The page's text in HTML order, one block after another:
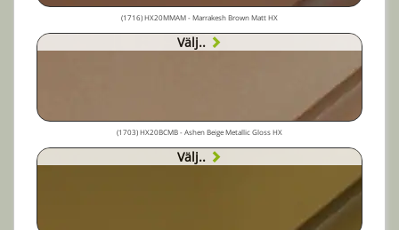
(1716) HX20MMAM - Marrakesh Brown Matt HX
Välj..
(1703) HX20BCMB - Ashen Beige Metallic Gloss HX
Välj..